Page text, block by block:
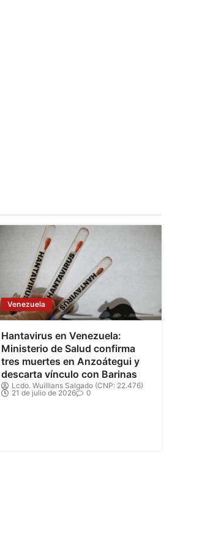
Venezuela
Hantavirus en Venezuela:
Ministerio de Salud confirma
tres muertes en Anzoátegui y
descarta vínculo con Barinas
Lcdo. Wuillians Salgado (CNP: 22.476)
21 de julio de 2026
0